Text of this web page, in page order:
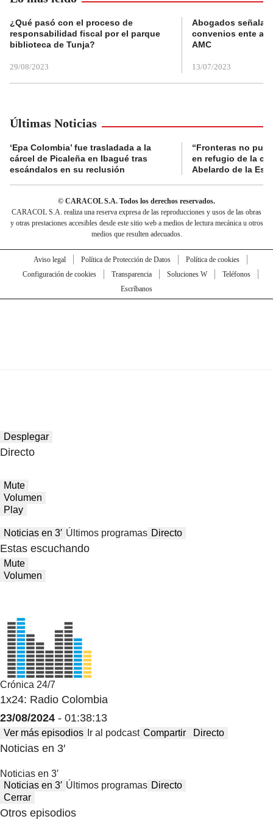
¿Qué pasó con el proceso de
responsabilidad fiscal por el parque
biblioteca de Tunja?
29/08/2023
Abogados
convenios ente
AMC
13/07/2023
Últimas Noticias
‘Epa Colombia’ fue trasladada a la
cárcel de Picaleña en Ibagué tras
escándalos en su reclusión
“Fronteras no
en refugio de la
Abelardo de la
© CARACOL S.A. Todos los derechos reservados.
CARACOL S.A. realiza una reserva expresa de las reproducciones y usos de las obras
y otras prestaciones accesibles desde este sitio web a medios de lectura mecánica u otros
medios que resulten adecuados.
Aviso legal Política de Protección de Datos
Política de cookies
Configuración de cookies
Transparencia Soluciones W
Teléfonos
Escríbanos
Desplegar
Directo
Mute
Volumen
Play
Noticias en 3′ Últimos programas Directo
Estas escuchando
Mute
Volumen
Crónica 24/7
1x24: Radio Colombia
23/08/2024 - 01:38:13
Ver más episodios Ir al podcast Compartir Directo
Noticias en 3′
Noticias en 3′
Noticias en 3′ Últimos programas Directo
Cerrar
Otros episodios